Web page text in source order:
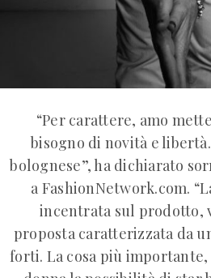
“Per carattere, amo
bisogno di novità e
bolognese”, ha dichiarato
a FashionNetwork.com.
incentrata sul prodotto,
proposta caratterizzata da
forti. La cosa più